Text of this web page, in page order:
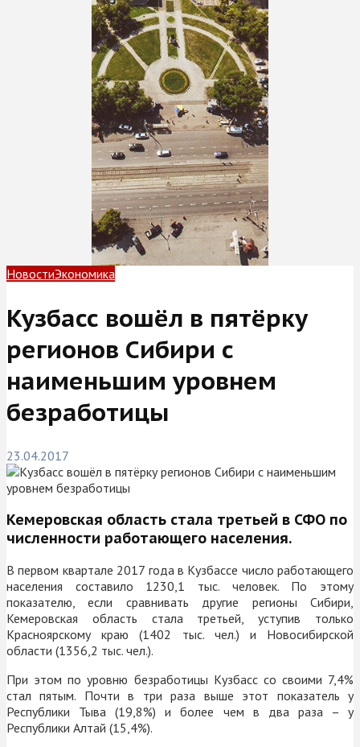
НовостиЭкономика
Кузбасс вошёл в пятёрку
регионов Сибири с
наименьшим уровнем
безработицы
23.04.2017
Кемеровская область стала третьей в СФО по
численности работающего населения.
В первом квартале 2017 года в Кузбассе число работающего
населения составило 1230,1 тыс. человек. По этому
показателю, если сравнивать другие регионы Сибири,
Кемеровская область стала третьей, уступив только
Красноярскому краю (1402 тыс. чел.) и Новосибирской
области (1356,2 тыс. чел.).
При этом по уровню безработицы Кузбасс со своими 7,4%
стал пятым. Почти в три раза выше этот показатель у
Республики Тыва (19,8%) и более чем в два раза – у
Республики Алтай (15,4%).